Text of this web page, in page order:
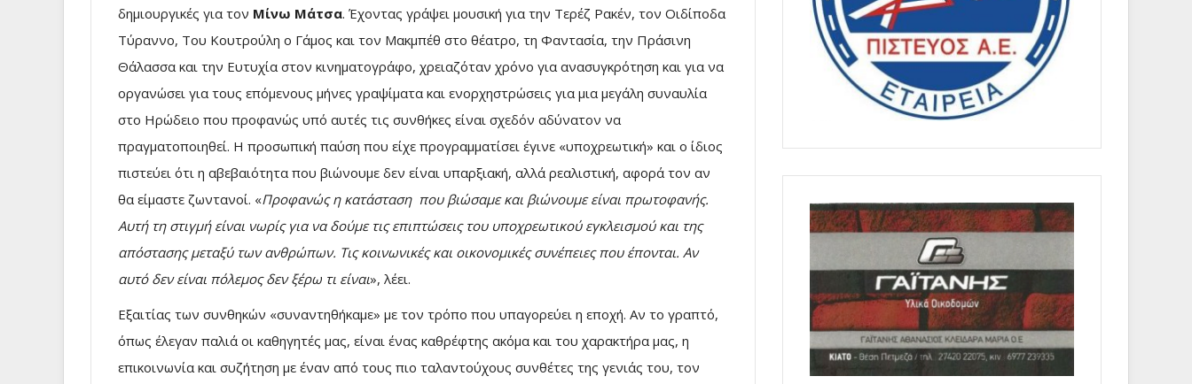
δημιουργικές για τον Μίνω Μάτσα. Έχοντας γράψει μουσική για την Τερέζ Ρακέν, τον Οιδίποδα
Τύραννο, Του Κουτρούλη ο Γάμος και τον Μακμπέθ στο θέατρο, τη Φαντασία, την Πράσινη
Θάλασσα και την Ευτυχία στον κινηματογράφο, χρειαζόταν χρόνο για ανασυγκρότηση και για να
οργανώσει για τους επόμενους μήνες γραψίματα και ενορχηστρώσεις για μια μεγάλη συναυλία
στο Ηρώδειο που προφανώς υπό αυτές τις συνθήκες είναι σχεδόν αδύνατον να
πραγματοποιηθεί. Η προσωπική παύση που είχε προγραμματίσει έγινε «υποχρεωτική» και ο ίδιος
πιστεύει ότι η αβεβαιότητα που βιώνουμε δεν είναι υπαρξιακή, αλλά ρεαλιστική, αφορά τον αν
θα είμαστε ζωντανοί. «Προφανώς η κατάσταση που βιώσαμε και βιώνουμε είναι πρωτοφανής.
Αυτή τη στιγμή είναι νωρίς για να δούμε τις επιπτώσεις του υποχρεωτικού εγκλεισμού και της
απόστασης μεταξύ των ανθρώπων. Τις κοινωνικές και οικονομικές συνέπειες που έπονται. Αν
αυτό δεν είναι πόλεμος δεν ξέρω τι είναι», λέει.
Εξαιτίας των συνθηκών «συναντηθήκαμε» με τον τρόπο που υπαγορεύει η εποχή. Αν το γραπτό,
όπως έλεγαν παλιά οι καθηγητές μας, είναι ένας καθρέφτης ακόμα και του χαρακτήρα μας, η
επικοινωνία και συζήτηση με έναν από τους πιο ταλαντούχους συνθέτες της γενιάς του, τον